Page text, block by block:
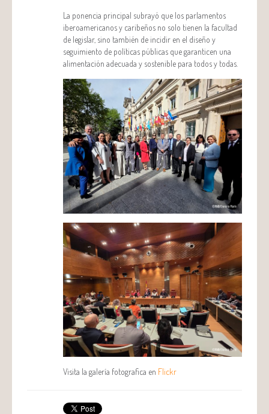
La ponencia principal subrayó que los parlamentos
iberoamericanos y caribeños no solo tienen la facultad
de legislar, sino también de incidir en el diseño y
seguimiento de políticas públicas que garanticen una
alimentación adecuada y sostenible para todos y todas.
Visita la galería fotografica en Flickr